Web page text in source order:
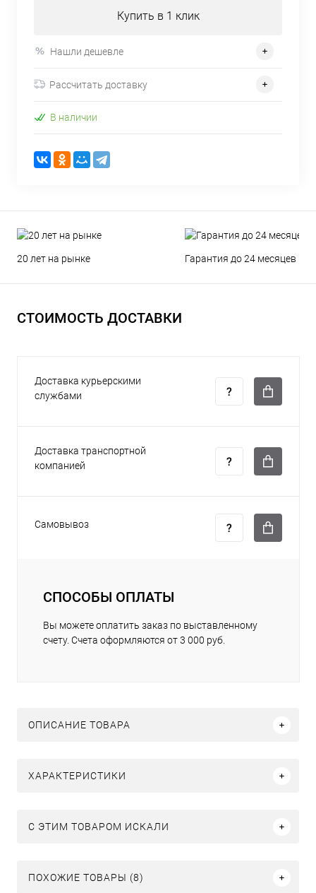
Купить в 1 клик
Нашли дешевле
Рассчитать доставку
В наличии
20 лет на рынке Гарантия до 24 месяцев
СТОИМОСТЬ ДОСТАВКИ
Доставка курьерскими
службами
Доставка транспортной
компанией
Самовывоз
СПОСОБЫ ОПЛАТЫ
Вы можете оплатить заказ по выставленному
счету. Счета оформляются от 3 000 руб.
ОПИСАНИЕ ТОВАРА
ХАРАКТЕРИСТИКИ
C ЭТИМ ТОВАРОМ ИСКАЛИ
ПОХОЖИЕ ТОВАРЫ (8)